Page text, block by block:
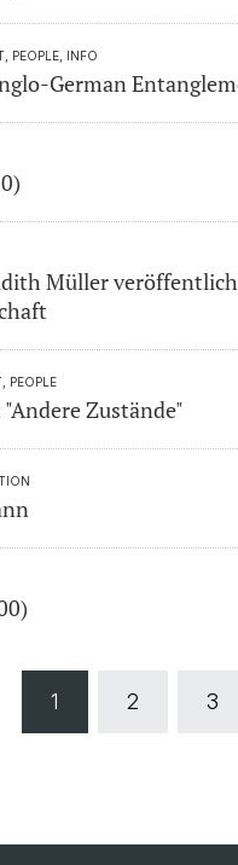
PEOPLE, INFO
German
Müller
PEOPLE
Zustände"
1 2 3